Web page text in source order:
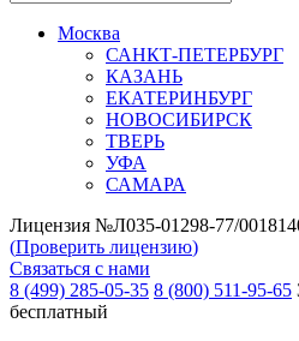
Москва
САНКТ-ПЕТЕРБУРГ
КАЗАНЬ
ЕКАТЕРИНБУРГ
НОВОСИБИРСК
ТВЕРЬ
УФА
САМАРА
Лицензия №Л035-01298-77/
(Проверить лицензию)
Связаться с нами
8 (499) 285-05-35 8 (800) 511-95-65
бесплатный